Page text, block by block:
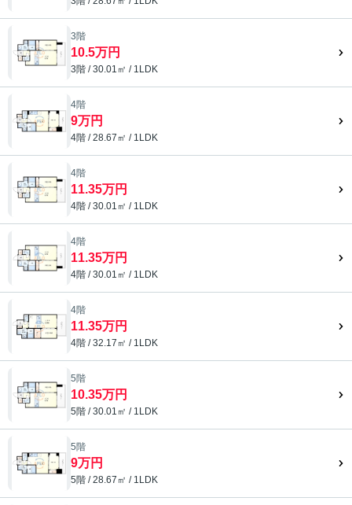
3階
10.5万円
3階 / 30.01㎡ / 1LDK
4階
9万円
4階 / 28.67㎡ / 1LDK
4階
11.35万円
4階 / 30.01㎡ / 1LDK
4階
11.35万円
4階 / 30.01㎡ / 1LDK
4階
11.35万円
4階 / 32.17㎡ / 1LDK
5階
10.35万円
5階 / 30.01㎡ / 1LDK
5階
9万円
5階 / 28.67㎡ / 1LDK